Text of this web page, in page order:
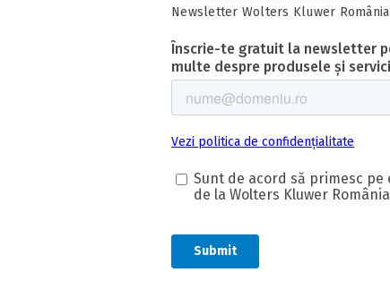
Newsletter Wolters Kluwer România